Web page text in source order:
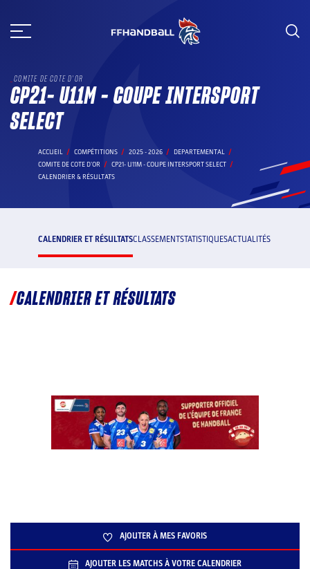
au
COMITE DE COTE D'OR
CP21- U11M - COUPE INTERSPORT
SELECT
ACCUEIL COMPÉTITIONS 2025 - 2026
DEPARTEMENTAL
COMITE DE COTE D'OR
CP21- U11M - COUPE INTERSPORT SELECT
CALENDRIER & RÉSULTATS
CALENDRIER ET RÉSULTATSCLASSEMENTSTATISTIQUESACTUALITÉS
CALENDRIER ET RÉSULTATS
AJOUTER À MES FAVORIS
AJOUTER LES MATCHS À VOTRE CALENDRIER